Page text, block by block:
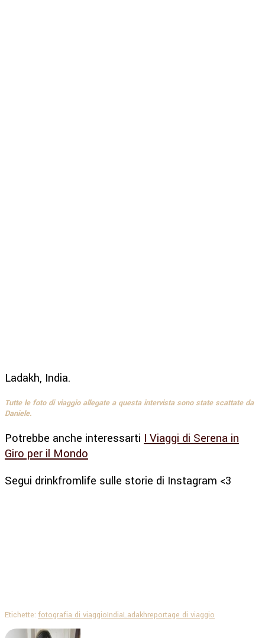
Ladakh, India.
Tutte le foto di viaggio allegate a questa intervista sono state scattate da
Daniele.
Potrebbe anche interessarti I Viaggi di Serena in
Giro per il Mondo
Segui drinkfromlife sulle storie di Instagram <3
Etichette: fotografia di viaggioIndiaLadakhreportage di viaggio